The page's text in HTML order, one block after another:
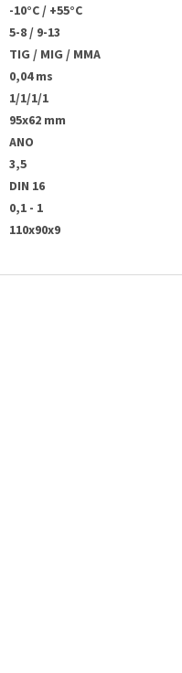
-10°C / +55°C
5-8 / 9-13
TIG / MIG / MMA
0,04 ms
1/1/1/1
95x62 mm
ANO
3,5
DIN 16
0,1 - 1
110x90x9